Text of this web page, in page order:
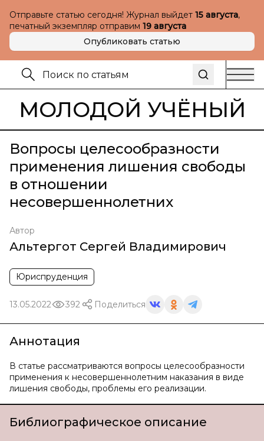
Отправьте статью сегодня! Журнал выйдет 15 августа,
печатный экземпляр отправим 19 августа
Опубликовать статью
МОЛОДОЙ УЧЁНЫЙ
Вопросы целесообразности
применения лишения свободы
в отношении
несовершеннолетних
Автор
Альтергот Сергей Владимирович
Юриспруденция
13.05.2022 392 Поделиться
Аннотация
В статье рассматриваются вопросы целесообразности
применения к несовершеннолетним наказания в виде
лишения свободы, проблемы его реализации.
Библиографическое описание